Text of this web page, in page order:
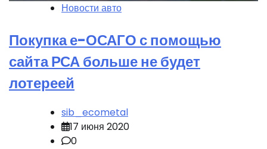
Новости авто
Покупка е-ОСАГО с помощью
сайта РСА больше не будет
лотереей
sib_ecometal
17 июня 2020
0